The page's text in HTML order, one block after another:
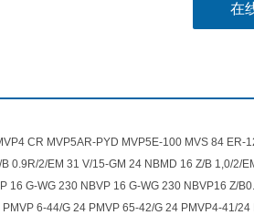
在
CR MVP5AR-PYD MVP5E-100 MVS 84
0.9R/2/EM 31 V/15-GM 24 NBMD 16 Z/B 1,0/2/
16 G-WG 230 NBVP 16 G-WG 230 NBVP16 Z/
6-44/G 24 PMVP 65-42/G 24 PMVP4-41/